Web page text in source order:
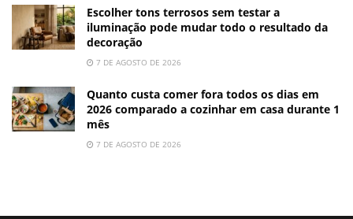
Escolher tons terrosos sem testar a
iluminação pode mudar todo o resultado da
decoração
7 DE AGOSTO DE 2026
Quanto custa comer fora todos os dias em
2026 comparado a cozinhar em casa durante 1
mês
7 DE AGOSTO DE 2026